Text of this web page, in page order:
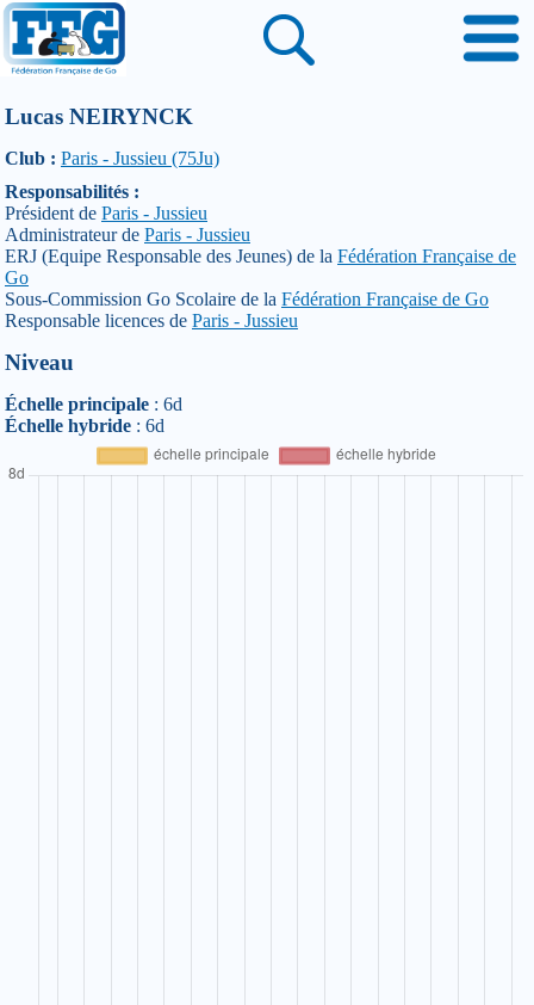
Lucas NEIRYNCK
Club : Paris - Jussieu (75Ju)
Responsabilités :
Président de Paris - Jussieu
Administrateur de Paris - Jussieu
ERJ (Equipe Responsable des Jeunes) de la Fédération Française de
Go
Sous-Commission Go Scolaire de la Fédération Française de Go
Responsable licences de Paris - Jussieu
Niveau
Échelle principale : 6d
Échelle hybride : 6d